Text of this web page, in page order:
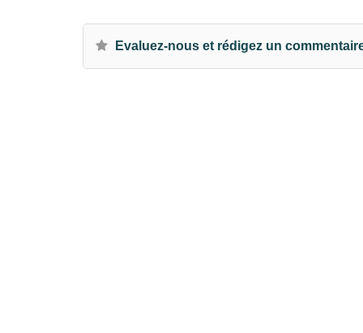
Evaluez-nous et rédigez un